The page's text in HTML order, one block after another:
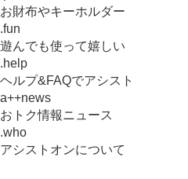
お財布やキーホルダー
.fun
遊んでも使って嬉しい
.help
ヘルプ&FAQでアシスト
a++news
おトク情報ニュース
.who
アシストオンについて